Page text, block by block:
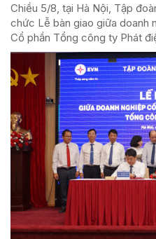
Chiều 5/8, tại Hà Nội, Tập
chức Lễ bàn giao giữa doanh
Cổ phần Tổng công ty Phát